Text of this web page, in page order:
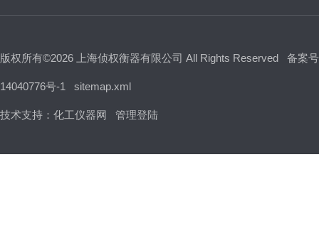
版权所有©2026 上海侦权衡器有限公司 All Rights Reserved 备案
14040776号-1 sitemap.xml
技术支持： 化工仪器网 管理登陆